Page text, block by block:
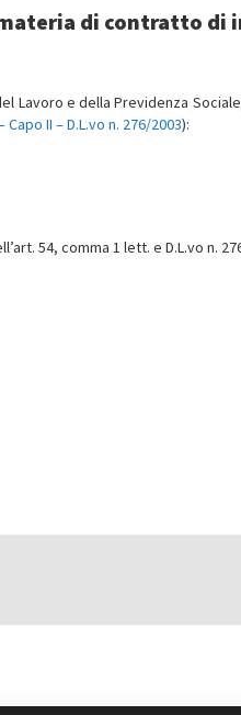
di contratto di
Lavoro e della Previdenza
Capo II – D.L.vo n. 276/2003):
54, comma 1 lett. e D.L.vo n.